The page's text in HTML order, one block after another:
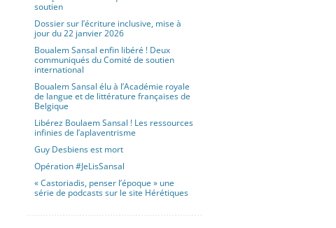
soutien
Dossier sur l’écriture inclusive, mise à
jour du 22 janvier 2026
Boualem Sansal enfin libéré ! Deux
communiqués du Comité de soutien
international
Boualem Sansal élu à l’Académie royale
de langue et de littérature françaises de
Belgique
Libérez Boulaem Sansal ! Les ressources
infinies de l’aplaventrisme
Guy Desbiens est mort
Opération #JeLisSansal
« Castoriadis, penser l’époque » une
série de podcasts sur le site Hérétiques